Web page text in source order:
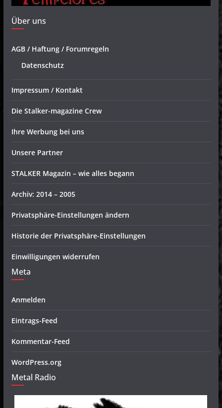
Über uns
AGB / Haftung / Forumregeln
Datenschutz
Impressum / Kontakt
Die Stalker-magazine Crew
Ihre Werbung bei uns
Unsere Partner
STALKER Magazin – wie alles begann
Archiv: 2014 – 2005
Privatsphäre-Einstellungen ändern
Historie der Privatsphäre-Einstellungen
Einwilligungen widerrufen
Meta
Anmelden
Eintrags-Feed
Kommentar-Feed
WordPress.org
Metal Radio